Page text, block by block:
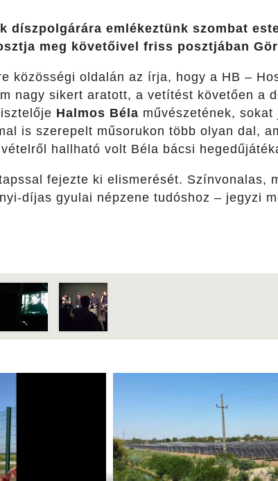
díszpolgárára emlékeztünk szombat
meg követőivel friss posztjában
közösségi oldalán az írja, hogy a HB –
nagy sikert aratott, a vetítést követően a
Halmos Béla művészetének,
is szerepelt műsorukon több olyan dal,
hallható volt Béla bácsi
fejezte ki elismerését. Színvonalas,
díjas gyulai népzene tudóshoz – jegyzi